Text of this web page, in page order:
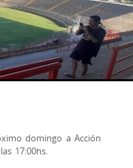
domingo a Acción
17:00hs.